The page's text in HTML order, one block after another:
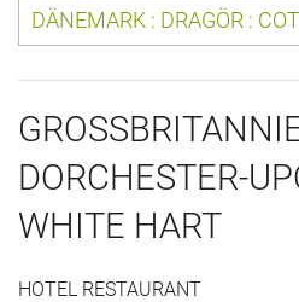
Presse + Medien
Peter's "on-the-road" Tipps
Sprüche
DÄNEMARK : DRAGÖR :
DORCHESTER-
WHITE HART
HOTEL RESTAURANT